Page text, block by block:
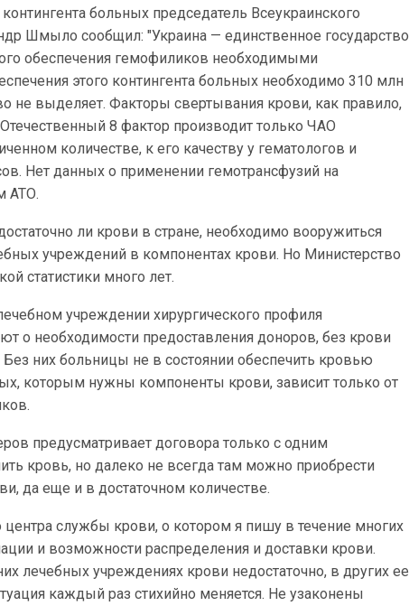
больных председатель Всеукраинского
Шмыло сообщил: "Украина — единственное государство
обеспечения гемофиликов необходимыми
этого контингента больных необходимо 310 млн
не выделяет. Факторы свертывания крови, как правило,
8 фактор производит только ЧАО
количестве, к его качеству у гематологов и
Нет данных о применении гемотрансфузий на
АТО.
ли крови в стране, необходимо вооружиться
учреждений в компонентах крови. Но Министерство
статистики много лет.
учреждении хирургического профиля
о необходимости предоставления доноров, без крови
них больницы не в состоянии обеспечить кровью
которым нужны компоненты крови, зависит только от
предусматривает договора только с одним
кровь, но далеко не всегда там можно приобрести
да еще и в достаточном количестве.
центра службы крови, о котором я пишу в течение многих
и возможности распределения и доставки крови.
лечебных учреждениях крови недостаточно, в других ее
каждый раз стихийно меняется. Не узаконены